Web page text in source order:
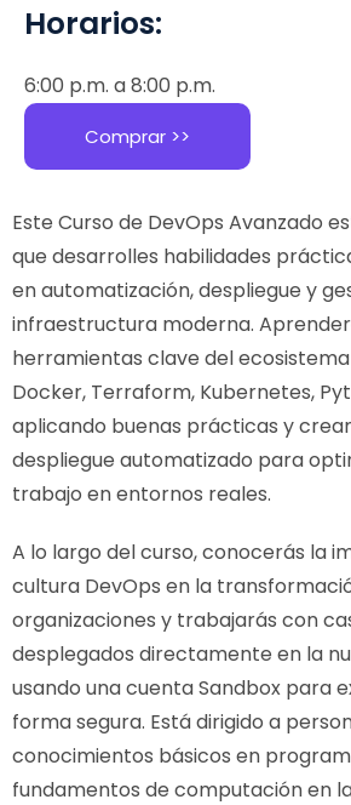
Horarios:
6:00 p.m. a 8:00 p.m.
Comprar >>
Este Curso de DevOps Avanzado
que desarrolles habilidades
en automatización, despliegue y
infraestructura moderna.
herramientas clave del
Docker, Terraform, Kubernetes,
aplicando buenas prácticas y
despliegue automatizado para
trabajo en entornos reales.
A lo largo del curso, conocerás la
cultura DevOps en la
organizaciones y trabajarás con
desplegados directamente en la
usando una cuenta Sandbox para
forma segura. Está dirigido a
conocimientos básicos en
fundamentos de computación en